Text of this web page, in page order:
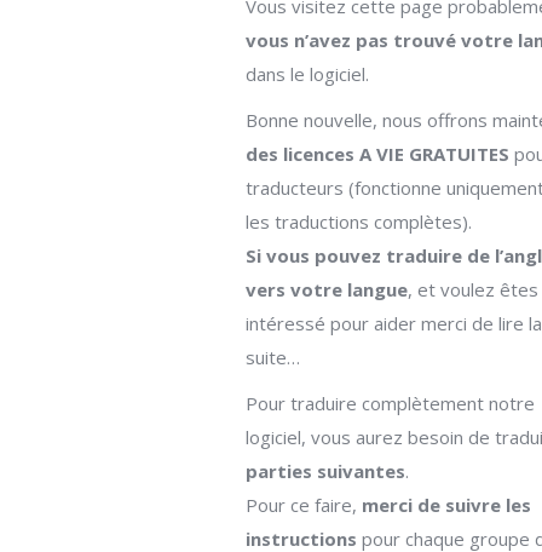
Vous visitez cette page
vous n’avez pas trouvé votre
dans le logiciel.
Bonne nouvelle, nous offrons
des licences A VIE GRATUITES
traducteurs (fonctionne
les traductions complètes).
Si vous pouvez traduire de
vers votre langue, et voulez êtes
intéressé pour aider merci de lire la
suite…
Pour traduire complètement notre
logiciel, vous aurez besoin de
parties suivantes.
Pour ce faire, merci de suivre les
instructions pour chaque groupe